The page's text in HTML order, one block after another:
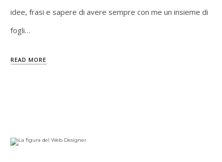
idee, frasi e sapere di avere sempre con me un insieme di
fogli…
READ MORE